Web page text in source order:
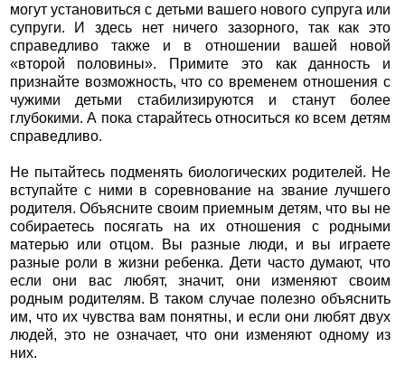
могут установиться с детьми вашего нового супруга или
супруги. И здесь нет ничего зазорного, так как это
справедливо также и в отношении вашей новой
«второй половины». Примите это как данность и
признайте возможность, что со временем отношения с
чужими детьми стабилизируются и станут более
глубокими. А пока старайтесь относиться ко всем детям
справедливо.
Не пытайтесь подменять биологических родителей. Не
вступайте с ними в соревнование на звание лучшего
родителя. Объясните своим приемным детям, что вы не
собираетесь посягать на их отношения с родными
матерью или отцом. Вы разные люди, и вы играете
разные роли в жизни ребенка. Дети часто думают, что
если они вас любят, значит, они изменяют своим
родным родителям. В таком случае полезно объяснить
им, что их чувства вам понятны, и если они любят двух
людей, это не означает, что они изменяют одному из
них.